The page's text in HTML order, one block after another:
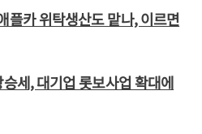
카 위탁생산도 맡나, 이르면
세, 대기업 롯보사업 확대에